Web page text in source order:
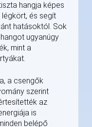
hangja képes
és segít
hatásoktól. Sok
ugyanúgy
mint a
a csengők
szerint
az
is
belépő